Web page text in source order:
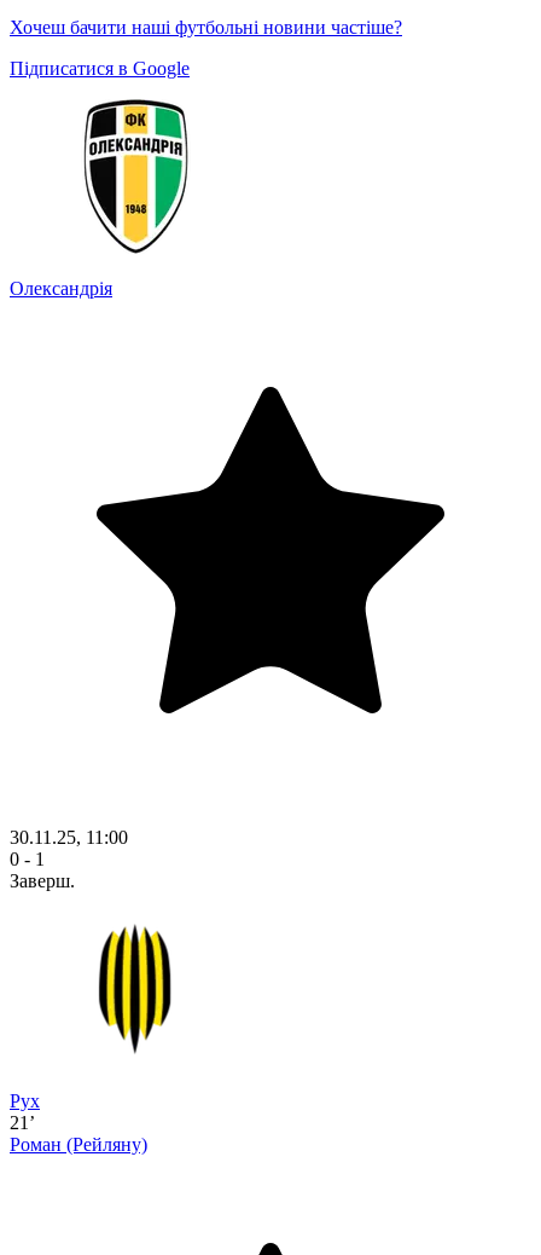
Хочеш бачити наші футбольні новини частіше?
Підписатися в Google
Олександрія
30.11.25, 11:00
0 - 1
Заверш.
Рух
21’
Роман (Рейляну)